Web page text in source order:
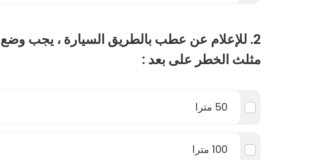
2. للإعلام عن عطب بالطريق السيارة ، يجب وضع
مثلث الخطر على بعد :
50 مترا
100 مترا